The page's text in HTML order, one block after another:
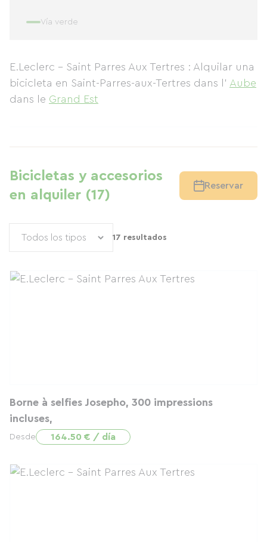
Vía verde
E.Leclerc - Saint Parres Aux Tertres : Alquilar una
bicicleta en Saint-Parres-aux-Tertres dans l' Aube
dans le Grand Est
Bicicletas y accesorios
en alquiler (17)
Reservar
17 resultados
Borne à selfies Josepho, 300 impressions
incluses,
Desde 164.50 € / día